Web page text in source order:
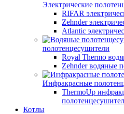
Электрические
RIFAR
Zehnder
Atlantic
полотенцесушители
Royal Thermo
Zehnder водяные
Инфракрасные
ThermoUp
Котлы